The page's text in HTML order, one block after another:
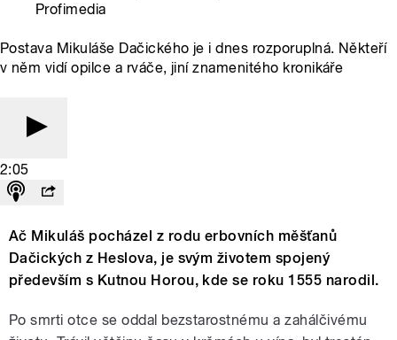
Profimedia
Postava Mikuláše Dačického je i dnes rozporuplná. Někteří
v něm vidí opilce a rváče, jiní znamenitého kronikáře
2:05
Ač Mikuláš pocházel z rodu erbovních měšťanů
Dačických z Heslova, je svým životem spojený
především s Kutnou Horou, kde se roku 1555 narodil.
Po smrti otce se oddal bezstarostnému a zahálčivému